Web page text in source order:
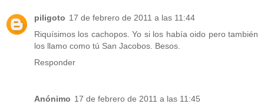
piligoto 17 de febrero de 2011 a las 11:44
Riquísimos los cachopos. Yo si los había oido pero también
los llamo como tú San Jacobos. Besos.
Responder
Anónimo 17 de febrero de 2011 a las 11:45